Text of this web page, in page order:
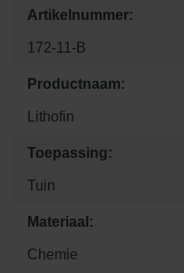
Artikelnummer:
172-11-B
Productnaam:
Lithofin
Toepassing:
Tuin
Materiaal:
Chemie